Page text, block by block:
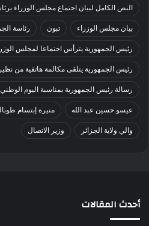
النص الكامل لبيان اجتماع مجلس الوزراء
بيان مجلس الوزراء تبون رئاسة
رئيس الجمهورية يترأس اجتماعا لمجلس
رئيس الجمهورية يتلقى مكالمة هاتفية من
رسالة رئيس الجمهورية بمناسبة اليوم
عيسو حسين عبد الله منيرة إبتسام
والي ولاية الجزائر وزير الاتصال
أحدث المقالات